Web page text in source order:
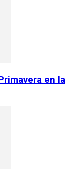
en la